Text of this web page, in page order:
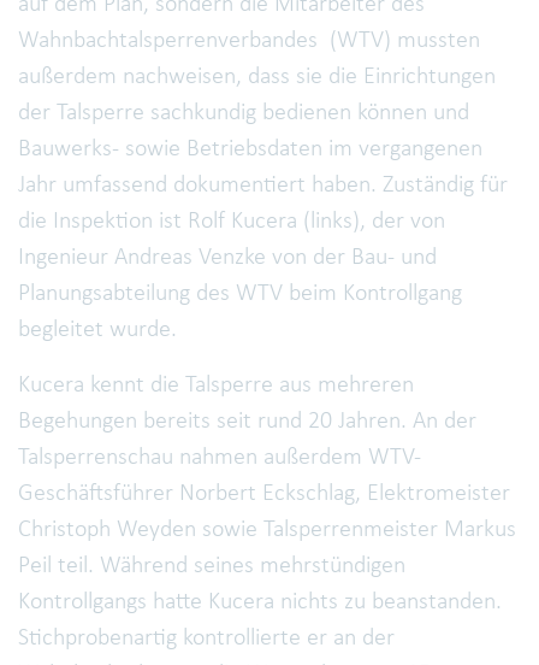
auf dem Plan, sondern die Mitarbeiter des
Wahnbachtalsperrenverbandes (WTV) mussten
außerdem nachweisen, dass sie die Einrichtungen
der Talsperre sachkundig bedienen können und
Bauwerks- sowie Betriebsdaten im vergangenen
Jahr umfassend dokumentiert haben. Zuständig für
die Inspektion ist Rolf Kucera (links), der von
Ingenieur Andreas Venzke von der Bau- und
Planungsabteilung des WTV beim Kontrollgang
begleitet wurde.
Kucera kennt die Talsperre aus mehreren
Begehungen bereits seit rund 20 Jahren. An der
Talsperrenschau nahmen außerdem WTV-
Geschäftsführer Norbert Eckschlag, Elektromeister
Christoph Weyden sowie Talsperrenmeister Markus
Peil teil. Während seines mehrstündigen
Kontrollgangs hatte Kucera nichts zu beanstanden.
Stichprobenartig kontrollierte er an der